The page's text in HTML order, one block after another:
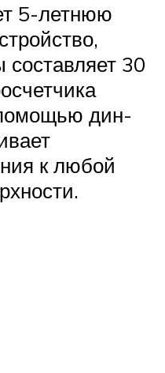
5-летнюю
30
дин-
к любой